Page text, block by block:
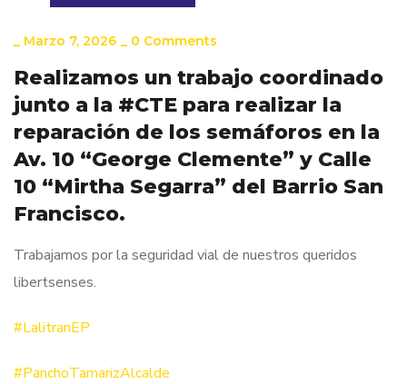
_ Marzo 7, 2026 _ 0 Comments
Realizamos un trabajo coordinado
junto a la #CTE para realizar la
reparación de los semáforos en la
Av. 10 “George Clemente” y Calle
10 “Mirtha Segarra” del Barrio San
Francisco.
Trabajamos por la seguridad vial de nuestros queridos
libertsenses.
#LalitranEP
#PanchoTamarizAlcalde